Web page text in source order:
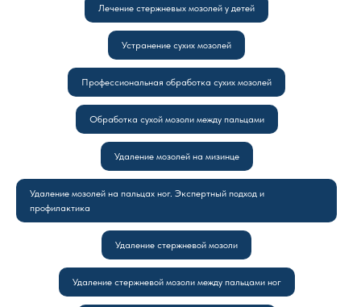
Лечение стержневых мозолей у детей
Устранение сухих мозолей
Профессиональная обработка сухих мозолей
Обработка сухой мозоли между пальцами
Удаление мозолей на мизинце
Удаление мозолей на пальцах ног. Экспертный подход и
профилактика
Удаление стержневой мозоли
Удаление стержневой мозоли между пальцами ног